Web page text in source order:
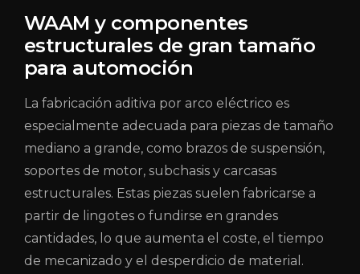
WAAM y componentes
estructurales de gran tamaño
para automoción
La fabricación aditiva por arco eléctrico es
especialmente adecuada para piezas de tamaño
mediano a grande, como brazos de suspensión,
soportes de motor, subchasis y carcasas
estructurales. Estas piezas suelen fabricarse a
partir de lingotes o fundirse en grandes
cantidades, lo que aumenta el coste, el tiempo
de mecanizado y el desperdicio de material.